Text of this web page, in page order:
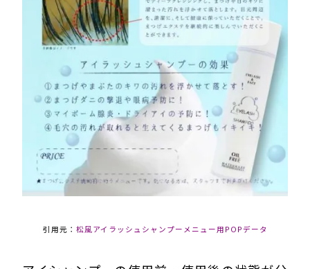
引用元： 松風アイラッシュシャンプーメニュー用POPデータ